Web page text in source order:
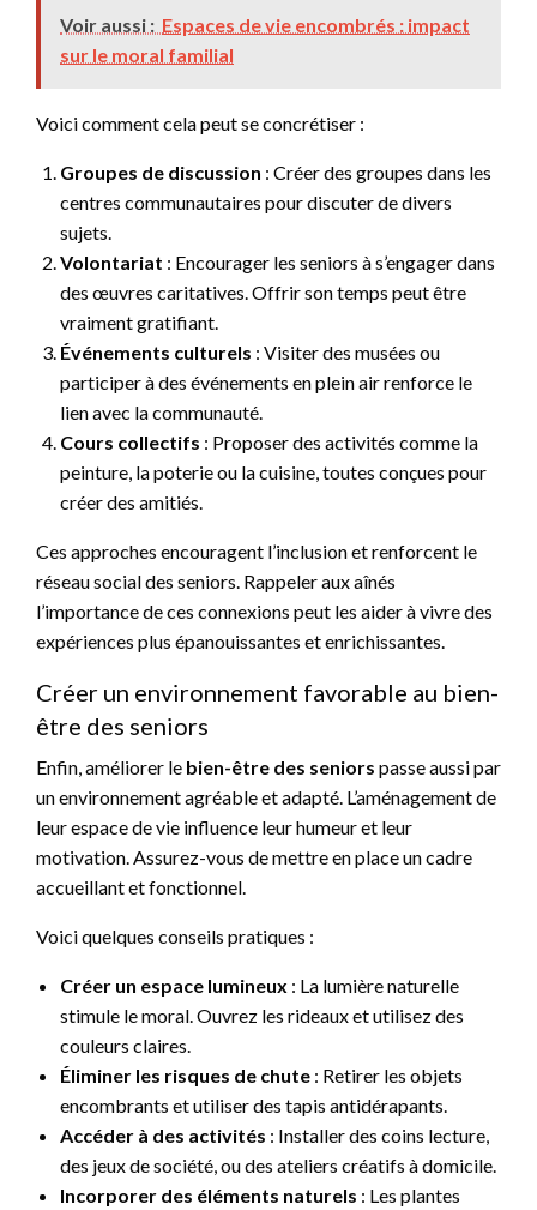
Voir aussi : Espaces de vie encombrés : impact
sur le moral familial
Voici comment cela peut se concrétiser :
Groupes de discussion : Créer des groupes dans les
centres communautaires pour discuter de divers
sujets.
Volontariat : Encourager les seniors à s’engager dans
des œuvres caritatives. Offrir son temps peut être
vraiment gratifiant.
Événements culturels : Visiter des musées ou
participer à des événements en plein air renforce le
lien avec la communauté.
Cours collectifs : Proposer des activités comme la
peinture, la poterie ou la cuisine, toutes conçues pour
créer des amitiés.
Ces approches encouragent l’inclusion et renforcent le
réseau social des seniors. Rappeler aux aînés
l’importance de ces connexions peut les aider à vivre des
expériences plus épanouissantes et enrichissantes.
Créer un environnement favorable au bien-
être des seniors
Enfin, améliorer le bien-être des seniors passe aussi par
un environnement agréable et adapté. L’aménagement de
leur espace de vie influence leur humeur et leur
motivation. Assurez-vous de mettre en place un cadre
accueillant et fonctionnel.
Voici quelques conseils pratiques :
Créer un espace lumineux : La lumière naturelle
stimule le moral. Ouvrez les rideaux et utilisez des
couleurs claires.
Éliminer les risques de chute : Retirer les objets
encombrants et utiliser des tapis antidérapants.
Accéder à des activités : Installer des coins lecture,
des jeux de société, ou des ateliers créatifs à domicile.
Incorporer des éléments naturels : Les plantes